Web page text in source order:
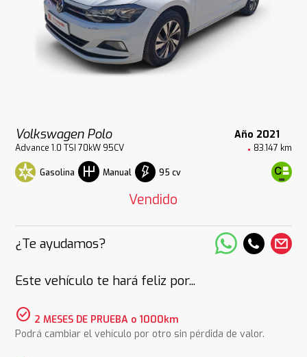
Volkswagen Polo Año 2021
Advance 1.0 TSI 70kW 95CV 83.147 km
Gasolina Manual 95 cv
Vendido
¿Te ayudamos?
Este vehículo te hará feliz por...
check_circle 2 MESES DE PRUEBA o 1000km
Podrá cambiar el vehículo por otro sin pérdida de valor.